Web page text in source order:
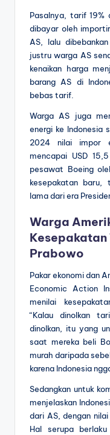
Pasalnya, tarif 19%
dibayar oleh
AS, lalu
justru warga AS
kenaikan harga
barang AS di
bebas tarif.
Warga AS juga
energi ke Indonesia
2024 nilai impor
mencapai USD
pesawat Boeing
kesepakatan baru,
lama dari era
Warga
Kesepakatan
Prabowo
Pakar ekonomi dan
Economic Action
menilai
“Kalau dinolkan
dinolkan, itu yang
saat mereka beli
murah daripada
karena Indonesia
Sedangkan untuk
menjelaskan
dari AS, dengan
Hal serupa